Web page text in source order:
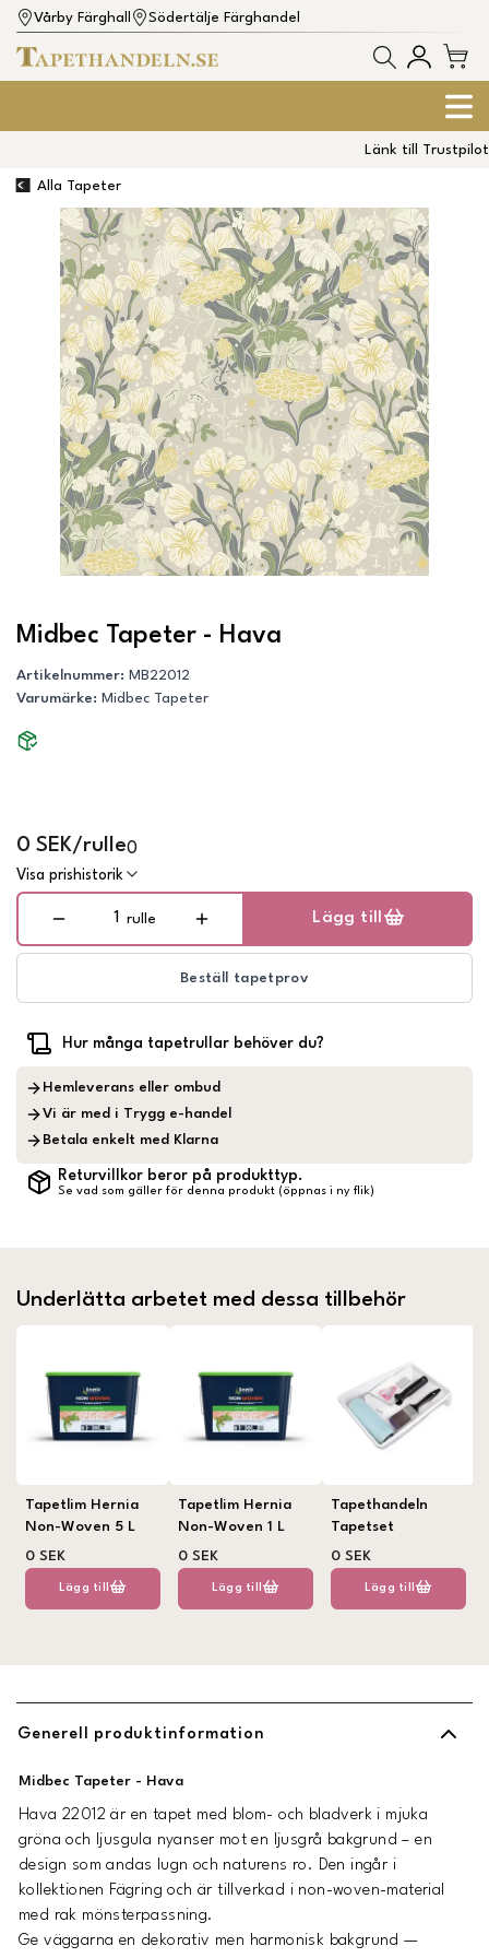
Vårby Färghall Södertälje Färghandel
Länk till Trustpilot
Alla Tapeter
Midbec Tapeter - Hava
Artikelnummer: MB22012
Varumärke: Midbec Tapeter
0 SEK/rulle0
Visa prishistorik
rulle Lägg till
Beställ tapetprov
Hur många tapetrullar behöver du?
Hemleverans eller ombud
Vi är med i Trygg e-handel
Betala enkelt med Klarna
Returvillkor beror på produkttyp.
Se vad som gäller för denna produkt (öppnas i ny flik)
Underlätta arbetet med dessa tillbehör
Tapetlim Hernia
Non-Woven 5 L
0 SEK
Lägg till
Tapetlim Hernia
Non-Woven 1 L
0 SEK
Lägg till
Tapethandeln
Tapetset
0 SEK
Lägg till
Generell produktinformation
Midbec Tapeter - Hava
Hava 22012 är en tapet med blom- och bladverk i mjuka
gröna och ljusgula nyanser mot en ljusgrå bakgrund – en
design som andas lugn och naturens ro. Den ingår i
kollektionen Fägring och är tillverkad i non-woven-material
med rak mönsterpassning.
Ge väggarna en dekorativ men harmonisk bakgrund —